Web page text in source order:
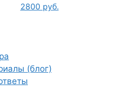
2800 руб.
(блог)